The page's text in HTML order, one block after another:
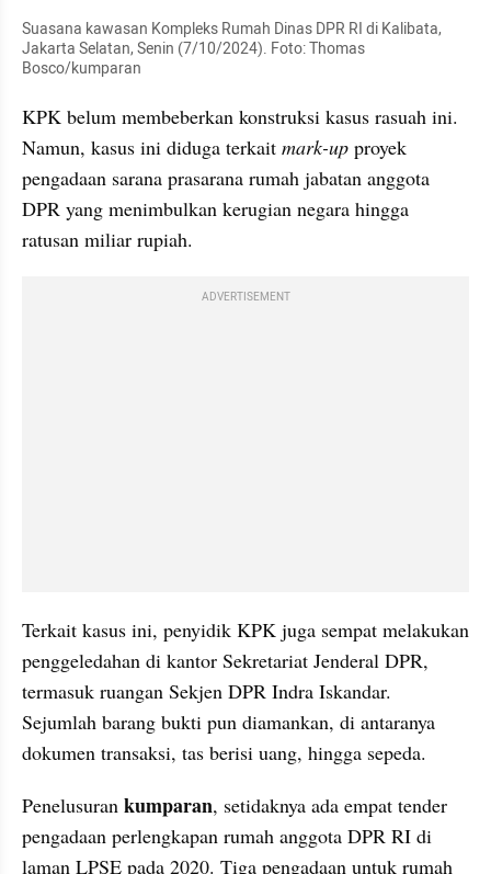
Suasana kawasan Kompleks Rumah Dinas DPR RI di Kalibata,
Jakarta Selatan, Senin (7/10/2024). Foto: Thomas
Bosco/kumparan
KPK belum membeberkan konstruksi kasus rasuah ini.
Namun, kasus ini diduga terkait mark-up proyek
pengadaan sarana prasarana rumah jabatan anggota
DPR yang menimbulkan kerugian negara hingga
ratusan miliar rupiah.
ADVERTISEMENT
Terkait kasus ini, penyidik KPK juga sempat melakukan
penggeledahan di kantor Sekretariat Jenderal DPR,
termasuk ruangan Sekjen DPR Indra Iskandar.
Sejumlah barang bukti pun diamankan, di antaranya
dokumen transaksi, tas berisi uang, hingga sepeda.
Penelusuran kumparan, setidaknya ada empat tender
pengadaan perlengkapan rumah anggota DPR RI di
laman LPSE pada 2020. Tiga pengadaan untuk rumah